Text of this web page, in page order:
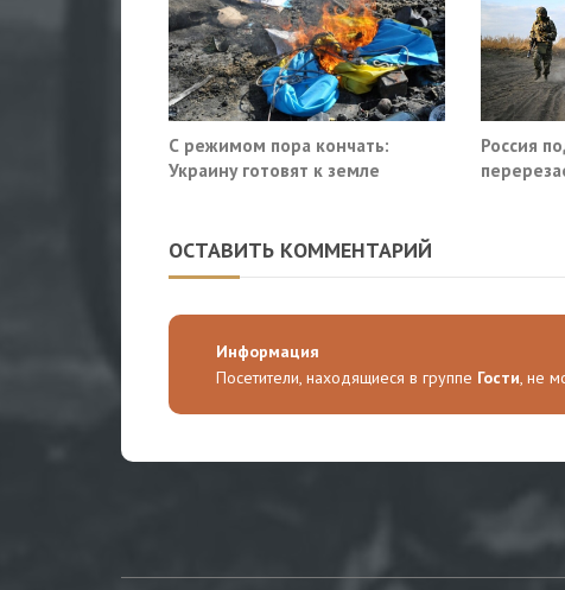
С режимом пора кончать:
Украину готовят к земле
Россия
ОСТАВИТЬ КОММЕНТАРИЙ
Информация
Посетители, находящиеся в группе Гости, не